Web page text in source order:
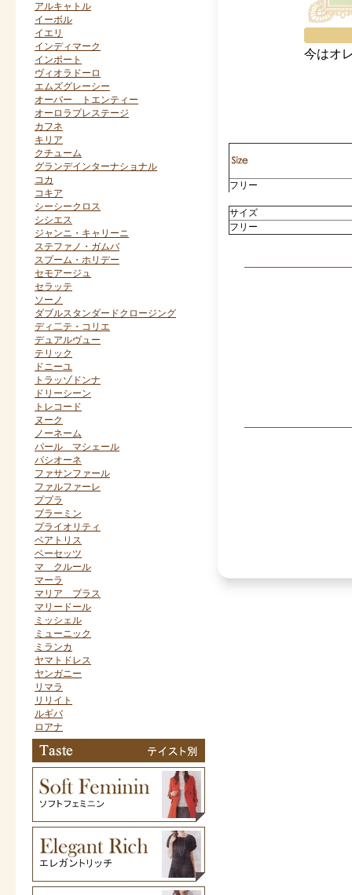
アルキャトル
イーボル
イエリ
インディマーク
インポート
ヴィオラドーロ
エムズグレーシー
オーバー トエンティー
オーロラプレステージ
カフネ
キリア
クチューム
グランデインターナショナル
コカ
コキア
シーシークロス
シシエス
ジャンニ・キャリーニ
ステファノ・ガムバ
スプーム・ホリデー
セモアージュ
セラッテ
ソーノ
ダブルスタンダードクロージング
ディ二テ・コリエ
デュアルヴュー
テリック
ドニーユ
トラッゾドンナ
ドリーシーン
トレコード
ヌーク
ノーネーム
パール マシェール
パシオーネ
ファサンファール
ファルファーレ
ププラ
ブラーミン
プライオリティ
ベアトリス
ベーセッツ
マ クルール
マーラ
マリア プラス
マリードール
ミッシェル
ミューニック
ミランカ
ヤマトドレス
ヤンガニー
リマラ
リリイト
ルギバ
ロアナ
今はオ
フリー
サイズ
フリー